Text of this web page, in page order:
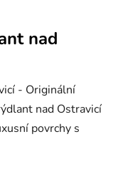
nad
- Originální
nad Ostravicí
povrchy s